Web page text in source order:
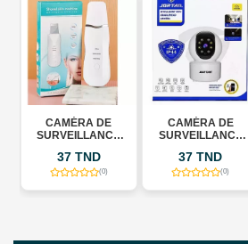
CAMÉRA DE
SURVEILLANCE
JORTAN JT-
8183HJS
37 TND
(0)
CAMÉRA DE
SURVEILLANCE
JORTAN JT-
8183HJS
37 TND
(0)